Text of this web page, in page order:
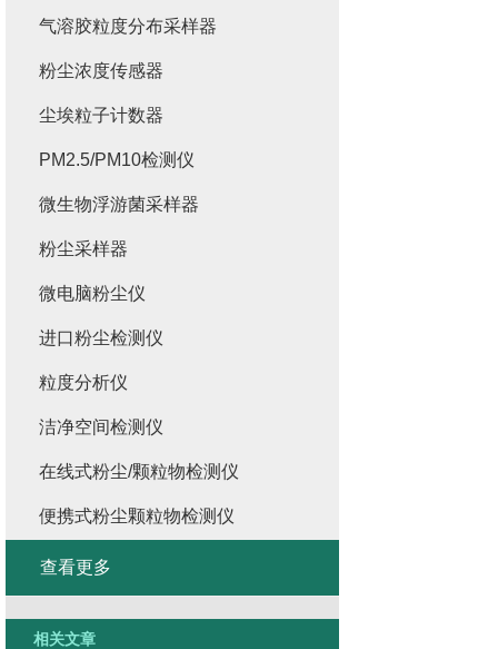
气溶胶粒度分布采样器
粉尘浓度传感器
尘埃粒子计数器
PM2.5/PM10检测仪
微生物浮游菌采样器
粉尘采样器
微电脑粉尘仪
进口粉尘检测仪
粒度分析仪
洁净空间检测仪
在线式粉尘/颗粒物检测仪
便携式粉尘颗粒物检测仪
查看更多
相关文章